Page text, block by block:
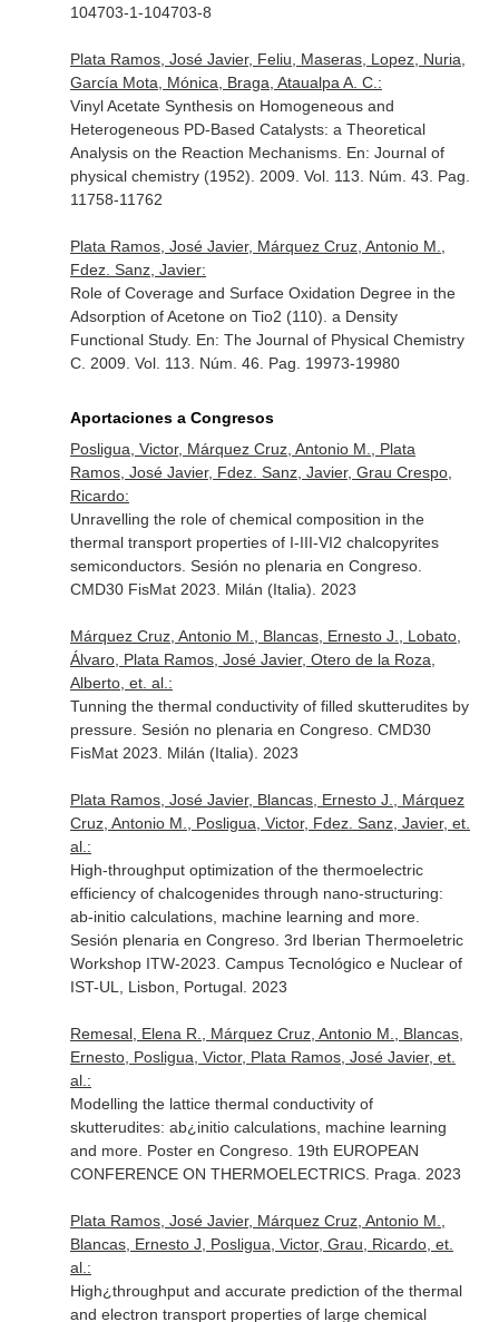
104703-1-104703-8
Plata Ramos, José Javier, Feliu, Maseras, Lopez, Nuria,
García Mota, Mónica, Braga, Ataualpa A. C.:
Vinyl Acetate Synthesis on Homogeneous and
Heterogeneous PD-Based Catalysts: a Theoretical
Analysis on the Reaction Mechanisms. En: Journal of
physical chemistry (1952) . 2009. Vol. 113. Núm. 43. Pag.
11758-11762
Plata Ramos, José Javier, Márquez Cruz, Antonio M.,
Fdez. Sanz, Javier:
Role of Coverage and Surface Oxidation Degree in the
Adsorption of Acetone on Tio2 (110). a Density
Functional Study. En: The Journal of Physical Chemistry
C. 2009. Vol. 113. Núm. 46. Pag. 19973-19980
Aportaciones a Congresos
Posligua, Victor, Márquez Cruz, Antonio M., Plata
Ramos, José Javier, Fdez. Sanz, Javier, Grau Crespo,
Ricardo:
Unravelling the role of chemical composition in the
thermal transport properties of I-III-VI2 chalcopyrites
semiconductors. Sesión no plenaria en Congreso.
CMD30 FisMat 2023. Milán (Italia). 2023
Márquez Cruz, Antonio M., Blancas, Ernesto J., Lobato,
Álvaro, Plata Ramos, José Javier, Otero de la Roza,
Alberto, et. al.:
Tunning the thermal conductivity of filled skutterudites by
pressure. Sesión no plenaria en Congreso. CMD30
FisMat 2023. Milán (Italia). 2023
Plata Ramos, José Javier, Blancas, Ernesto J., Márquez
Cruz, Antonio M., Posligua, Victor, Fdez. Sanz, Javier, et.
al.:
High-throughput optimization of the thermoelectric
efficiency of chalcogenides through nano-structuring:
ab-initio calculations, machine learning and more.
Sesión plenaria en Congreso. 3rd Iberian Thermoeletric
Workshop ITW-2023. Campus Tecnológico e Nuclear of
IST-UL, Lisbon, Portugal. 2023
Remesal, Elena R., Márquez Cruz, Antonio M., Blancas,
Ernesto, Posligua, Victor, Plata Ramos, José Javier, et.
al.:
Modelling the lattice thermal conductivity of
skutterudites: ab¿initio calculations, machine learning
and more. Poster en Congreso. 19th EUROPEAN
CONFERENCE ON THERMOELECTRICS. Praga. 2023
Plata Ramos, José Javier, Márquez Cruz, Antonio M.,
Blancas, Ernesto J, Posligua, Victor, Grau, Ricardo, et.
al.:
High¿throughput and accurate prediction of the thermal
and electron transport properties of large chemical